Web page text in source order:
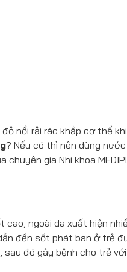
nổi rải rác khắp cơ thể
? Nếu có thì nên dùng
gia Nhi khoa
ngoài da xuất hiện
đến sốt phát ban ở trẻ
đó gây bệnh cho trẻ